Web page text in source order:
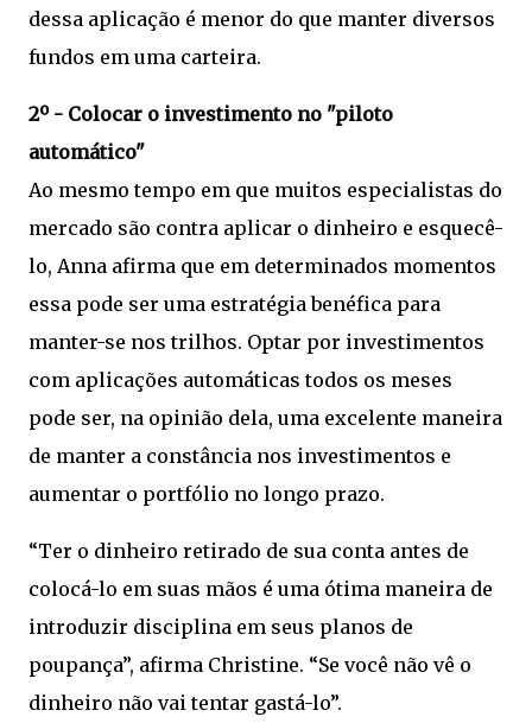
dessa aplicação é menor do que manter diversos
fundos em uma carteira.
2º - Colocar o investimento no "piloto
automático"
Ao mesmo tempo em que muitos especialistas do
mercado são contra aplicar o dinheiro e esquecê-
lo, Anna afirma que em determinados momentos
essa pode ser uma estratégia benéfica para
manter-se nos trilhos. Optar por investimentos
com aplicações automáticas todos os meses
pode ser, na opinião dela, uma excelente maneira
de manter a constância nos investimentos e
aumentar o portfólio no longo prazo.
“Ter o dinheiro retirado de sua conta antes de
colocá-lo em suas mãos é uma ótima maneira de
introduzir disciplina em seus planos de
poupança”, afirma Christine. “Se você não vê o
dinheiro não vai tentar gastá-lo”.